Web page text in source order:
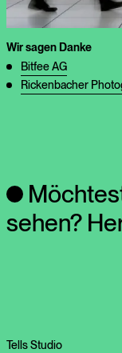
Wir sagen Danke
Bitfee AG
Rickenbacher
sehen?
Tells Studio